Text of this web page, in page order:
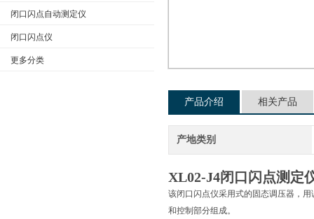
闭口闪点自动测定仪
闭口闪点仪
更多分类
产品介绍 相关产品
产地类别
XL02-J4闭口闪点测定
该闭口闪点仪采用式的固态调压器，
和控制部分组成。